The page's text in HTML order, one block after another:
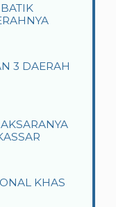
3 DAERAH
KHAS